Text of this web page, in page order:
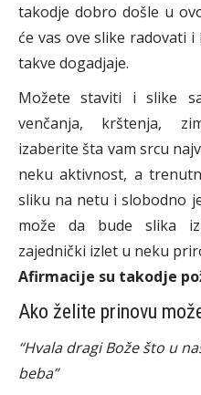
takodje dobro došle u
će vas ove slike radovati
takve dogadjaje.
Možete staviti i slike
venčanja, krštenja,
izaberite šta vam srcu
neku aktivnost, a
sliku na netu i slobodno
može da bude slika
zajednički izlet u neku
Afirmacije su takodje
Ako želite prinovu
“Hvala dragi Bože što u
beba”